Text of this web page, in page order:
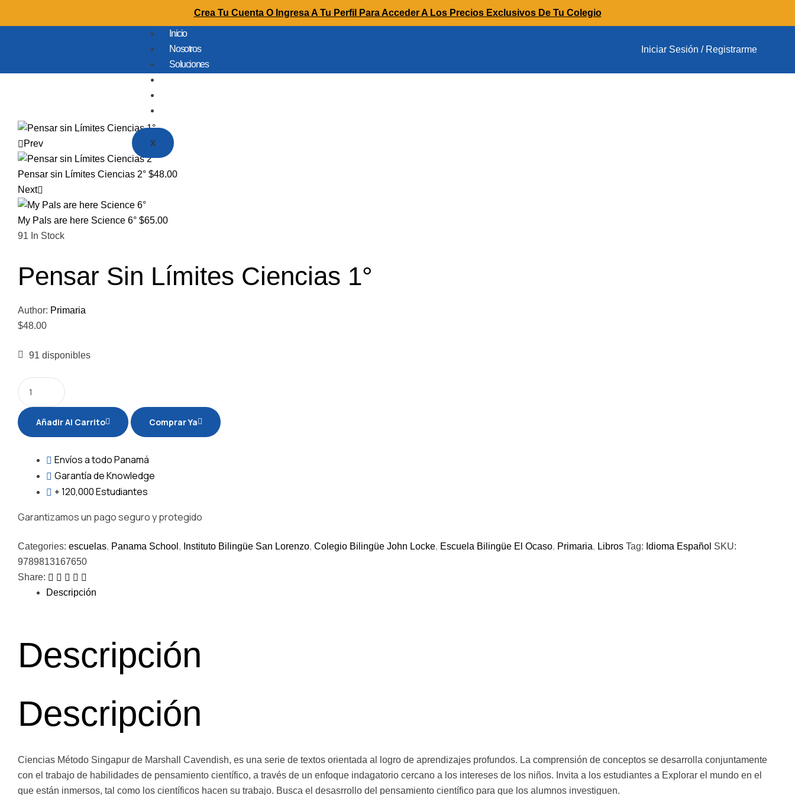
Crea Tu Cuenta O Ingresa A Tu Perfil Para Acceder A Los Precios Exclusivos De Tu Colegio
Inicio
Nosotros
Soluciones
X
Iniciar Sesión / Registrarme
Prev
Pensar sin Límites Ciencias 2° $48.00
Next
My Pals are here Science 6° $65.00
91 In Stock
Pensar Sin Límites Ciencias 1°
Author: Primaria
$48.00
91 disponibles
Añadir Al Carrito Comprar Ya
Envíosa todo Panamá
Garantíade Knowledge
+ 120,000Estudiantes
Garantizamos un pago seguro y protegido
Categories: escuelas, Panama School , Instituto Bilingüe San Lorenzo, Colegio Bilingüe John Locke, Escuela Bilingüe El Ocaso, Primaria, Libros Tag: Idioma Español SKU:
9789813167650
Share:
Descripción
Descripción
Descripción
Ciencias Método Singapur de Marshall Cavendish, es una serie de textos orientada al logro de aprendizajes profundos. La comprensión de conceptos se desarrolla conjuntamente
con el trabajo de habilidades de pensamiento científico, a través de un enfoque indagatorio cercano a los intereses de los niños. Invita a los estudiantes a Explorar el mundo en el
que están inmersos, tal como los científicos hacen su trabajo. Busca el desasrrollo del pensamiento científico para que los alumnos investiguen.